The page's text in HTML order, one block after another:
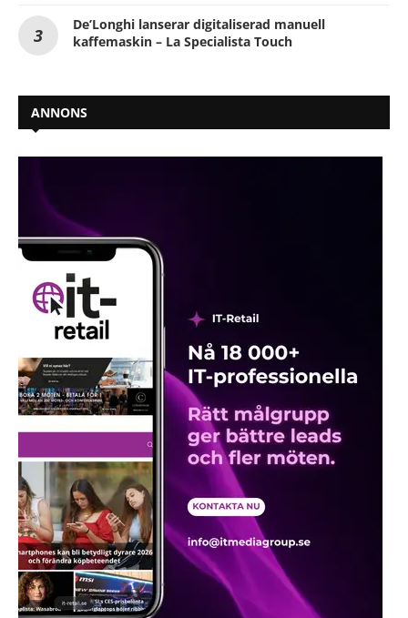
De’Longhi lanserar digitaliserad manuell
kaffemaskin – La Specialista Touch
ANNONS